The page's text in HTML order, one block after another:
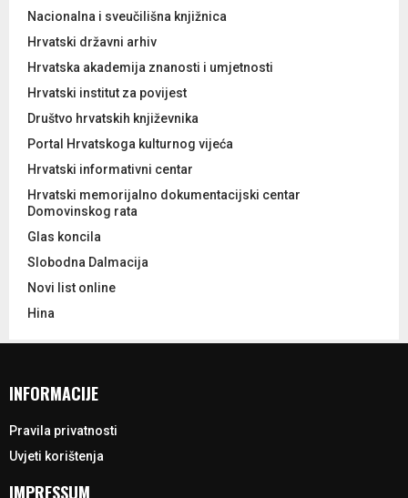
Nacionalna i sveučilišna knjižnica
Hrvatski državni arhiv
Hrvatska akademija znanosti i umjetnosti
Hrvatski institut za povijest
Društvo hrvatskih književnika
Portal Hrvatskoga kulturnog vijeća
Hrvatski informativni centar
Hrvatski memorijalno dokumentacijski centar
Domovinskog rata
Glas koncila
Slobodna Dalmacija
Novi list online
Hina
INFORMACIJE
Pravila privatnosti
Uvjeti korištenja
IMPRESSUM